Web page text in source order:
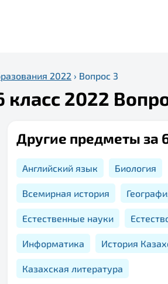
2022 › Вопрос 3
класс 2022
Другие предметы за
Английский язык Биология
Всемирная история
Естественные науки
Информатика История
Казахская литература